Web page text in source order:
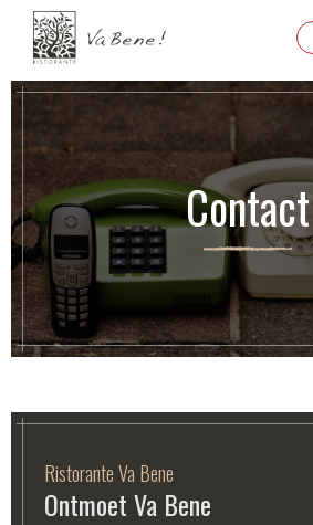
Contact
Ristorante Va Bene
Ontmoet Va Bene